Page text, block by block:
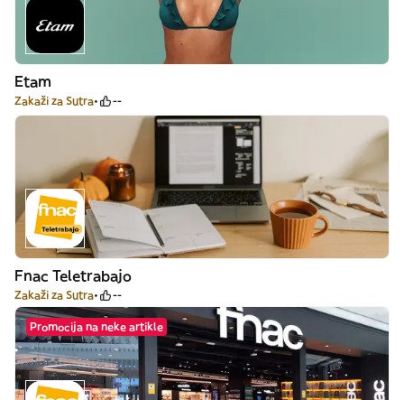
Etam
Zakaži za Sutra --
Fnac Teletrabajo
Zakaži za Sutra --
Promocija na neke artikle